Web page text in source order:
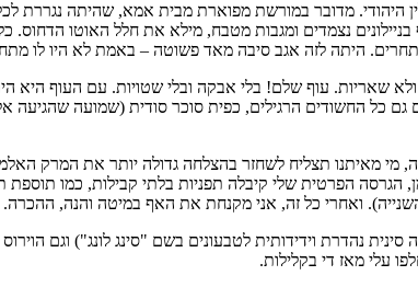
היהודי. מדובר במורשת מפוארת מבית אמא, שהיתה נגררת
נצמדים ומגבות מטבח, מילא את חלל האוטו הדחוס.
היתה לזה אגב סיבה מאד פשוטה – באמת לא היו לו
שאריות. עוף שלם! בלי אבקה ובלי שטויות. עם העוף
כל החשודים הרגילים, כפית סוכר סודית (שמועה שהגיעה
מי מאיתנו תצליח לשחזר בהצלחה גדולה יותר את המרק
הגרסה הפרטית שלי קיבלה תפניות בלתי קבילות, כמו
ואחרי כל זה, אני מקנחת את האף במיטה והנה, ההכרה.
נהדרת וידידותית לטבעונים בשם "סינג לונג") וגם
עלי מאז די בקלילות.